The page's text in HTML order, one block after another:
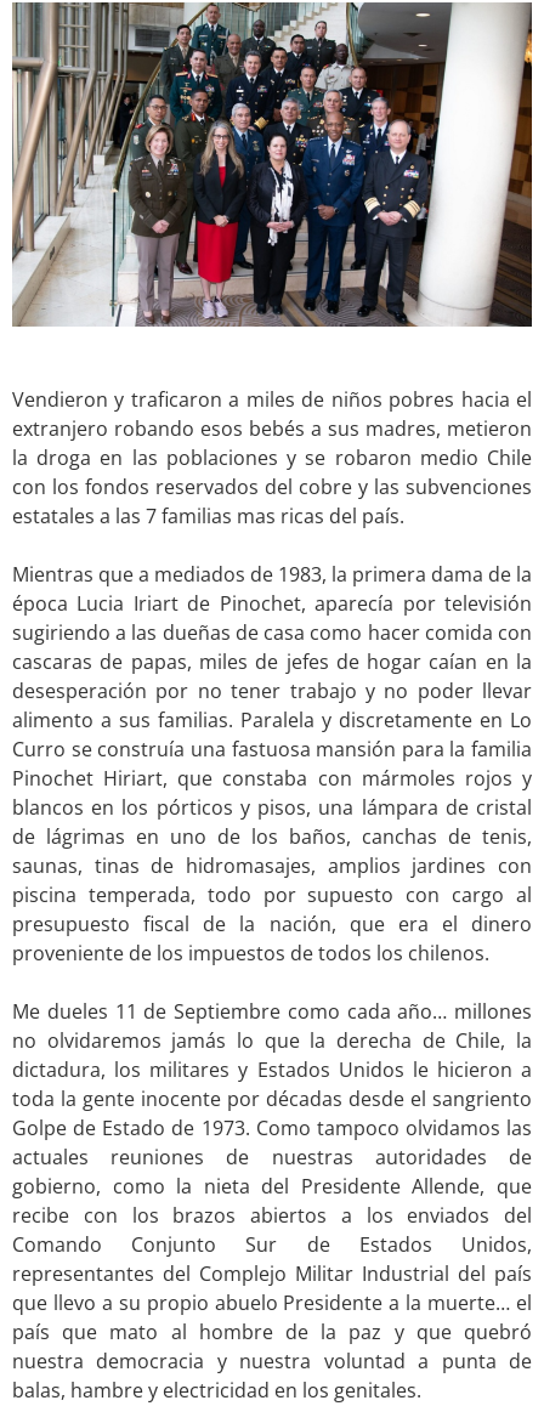
Vendieron y traficaron a miles de niños pobres hacia el
extranjero robando esos bebés a sus madres, metieron
la droga en las poblaciones y se robaron medio Chile
con los fondos reservados del cobre y las subvenciones
estatales a las 7 familias mas ricas del país.
Mientras que a mediados de 1983, la primera dama de la
época Lucia Iriart de Pinochet, aparecía por televisión
sugiriendo a las dueñas de casa como hacer comida con
cascaras de papas, miles de jefes de hogar caían en la
desesperación por no tener trabajo y no poder llevar
alimento a sus familias. Paralela y discretamente en Lo
Curro se construía una fastuosa mansión para la familia
Pinochet Hiriart, que constaba con mármoles rojos y
blancos en los pórticos y pisos, una lámpara de cristal
de lágrimas en uno de los baños, canchas de tenis,
saunas, tinas de hidromasajes, amplios jardines con
piscina temperada, todo por supuesto con cargo al
presupuesto fiscal de la nación, que era el dinero
proveniente de los impuestos de todos los chilenos.
Me dueles 11 de Septiembre como cada año… millones
no olvidaremos jamás lo que la derecha de Chile, la
dictadura, los militares y Estados Unidos le hicieron a
toda la gente inocente por décadas desde el sangriento
Golpe de Estado de 1973. Como tampoco olvidamos las
actuales reuniones de nuestras autoridades de
gobierno, como la nieta del Presidente Allende, que
recibe con los brazos abiertos a los enviados del
Comando Conjunto Sur de Estados Unidos,
representantes del Complejo Militar Industrial del país
que llevo a su propio abuelo Presidente a la muerte… el
país que mato al hombre de la paz y que quebró
nuestra democracia y nuestra voluntad a punta de
balas, hambre y electricidad en los genitales.